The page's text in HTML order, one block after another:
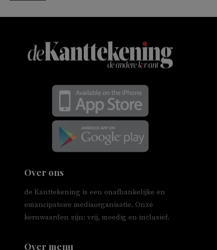
Over ons
de Kanttekening is een onafhankelijke en
emancipatoire mediaorganisatie. Onze
kernwaarden zijn: vrij, moedig en inclusief.
Over menu